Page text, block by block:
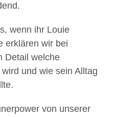
wenn ihr Louie
erklären wir bei
Detail welche
und wie sein Alltag
von unserer